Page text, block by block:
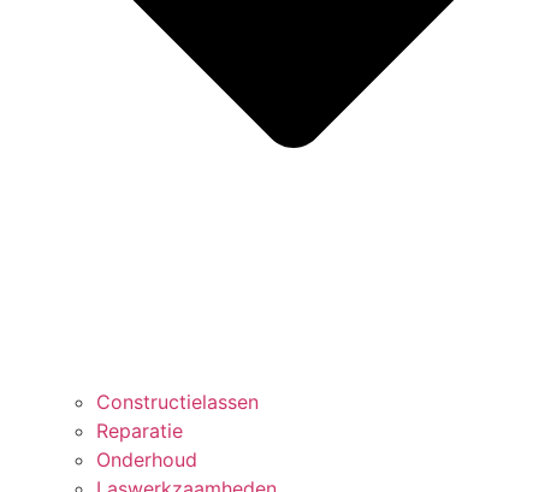
Constructielassen
Reparatie
Onderhoud